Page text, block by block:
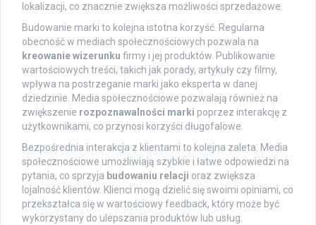
lokalizacji, co znacznie zwiększa możliwości sprzedażowe.
Budowanie marki to kolejna istotna korzyść. Regularna
obecność w mediach społecznościowych pozwala na
kreowanie wizerunku firmy i jej produktów. Publikowanie
wartościowych treści, takich jak porady, artykuły czy filmy,
wpływa na postrzeganie marki jako eksperta w danej
dziedzinie. Media społecznościowe pozwalają również na
zwiększenie rozpoznawalności marki poprzez interakcję z
użytkownikami, co przynosi korzyści długofalowe.
Bezpośrednia interakcja z klientami to kolejna zaleta. Media
społecznościowe umożliwiają szybkie i łatwe odpowiedzi na
pytania, co sprzyja budowaniu relacji oraz zwiększa
lojalność klientów. Klienci mogą dzielić się swoimi opiniami, co
przekształca się w wartościowy feedback, który może być
wykorzystany do ulepszania produktów lub usług.